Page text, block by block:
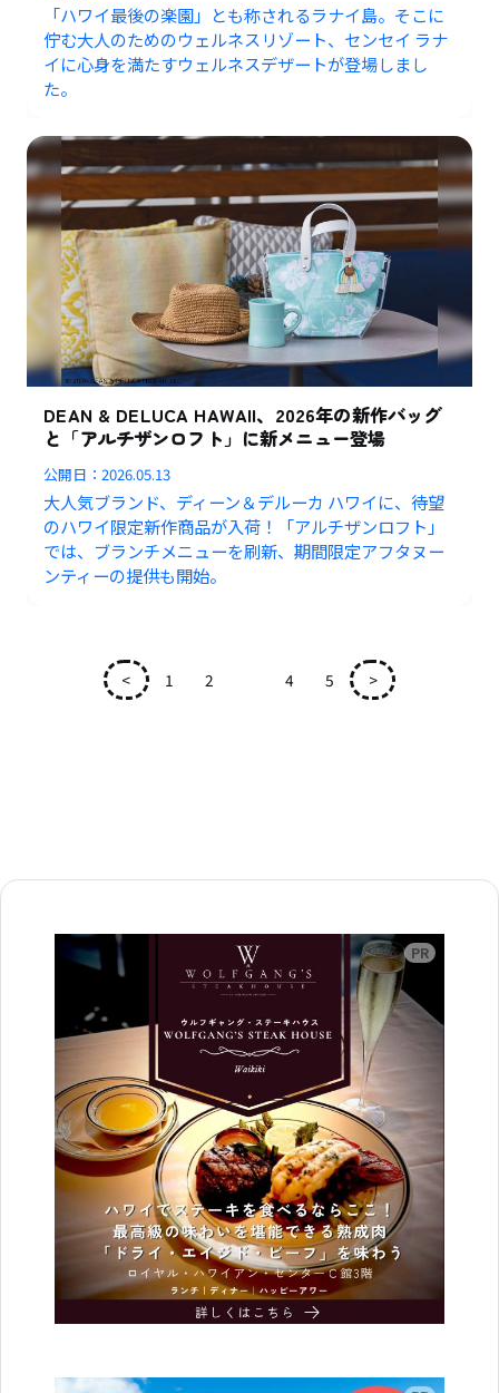
「ハワイ最後の楽園」とも称されるラナイ島。そこに
佇む大人のためのウェルネスリゾート、センセイ ラナ
イに心身を満たすウェルネスデザートが登場しまし
た。
DEAN & DELUCA HAWAII、2026年の新作バッグ
と「アルチザンロフト」に新メニュー登場
公開日：2026.05.13
大人気ブランド、ディーン＆デルーカ ハワイに、待望
のハワイ限定新作商品が入荷！「アルチザンロフト」
では、ブランチメニューを刷新、期間限定アフタヌー
ンティーの提供も開始。
< 1 2 4 5 >
広告